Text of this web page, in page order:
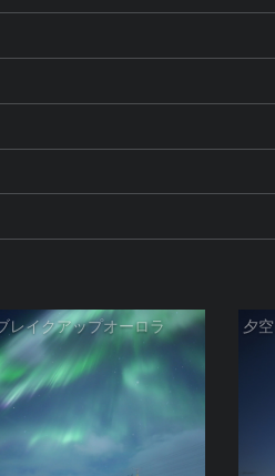
レイクアップオーロラ 夕